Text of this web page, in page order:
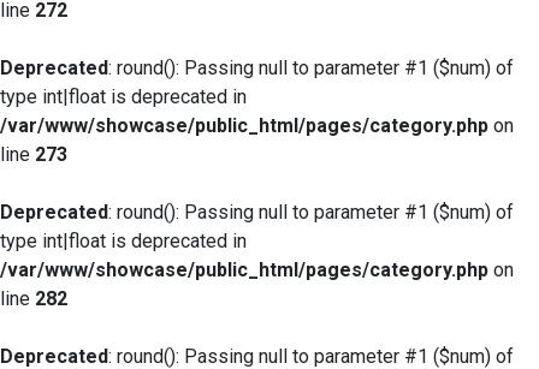
line 272
Deprecated: round(): Passing null to parameter #1 ($num) of
type int|float is deprecated in
/var/www/showcase/public_html/pages/category.php on
line 273
Deprecated: round(): Passing null to parameter #1 ($num) of
type int|float is deprecated in
/var/www/showcase/public_html/pages/category.php on
line 282
Deprecated: round(): Passing null to parameter #1 ($num) of